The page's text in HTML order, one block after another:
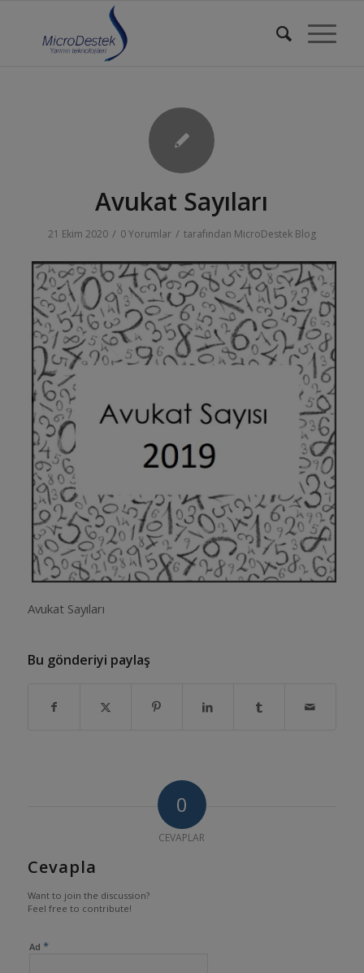
Avukat Sayıları
21 Ekim 2020 / 0 Yorumlar / tarafından MicroDestek Blog
Avukat Sayıları
Bu gönderiyi paylaş
0
CEVAPLAR
Cevapla
Want to join the discussion?
Feel free to contribute!
Ad *